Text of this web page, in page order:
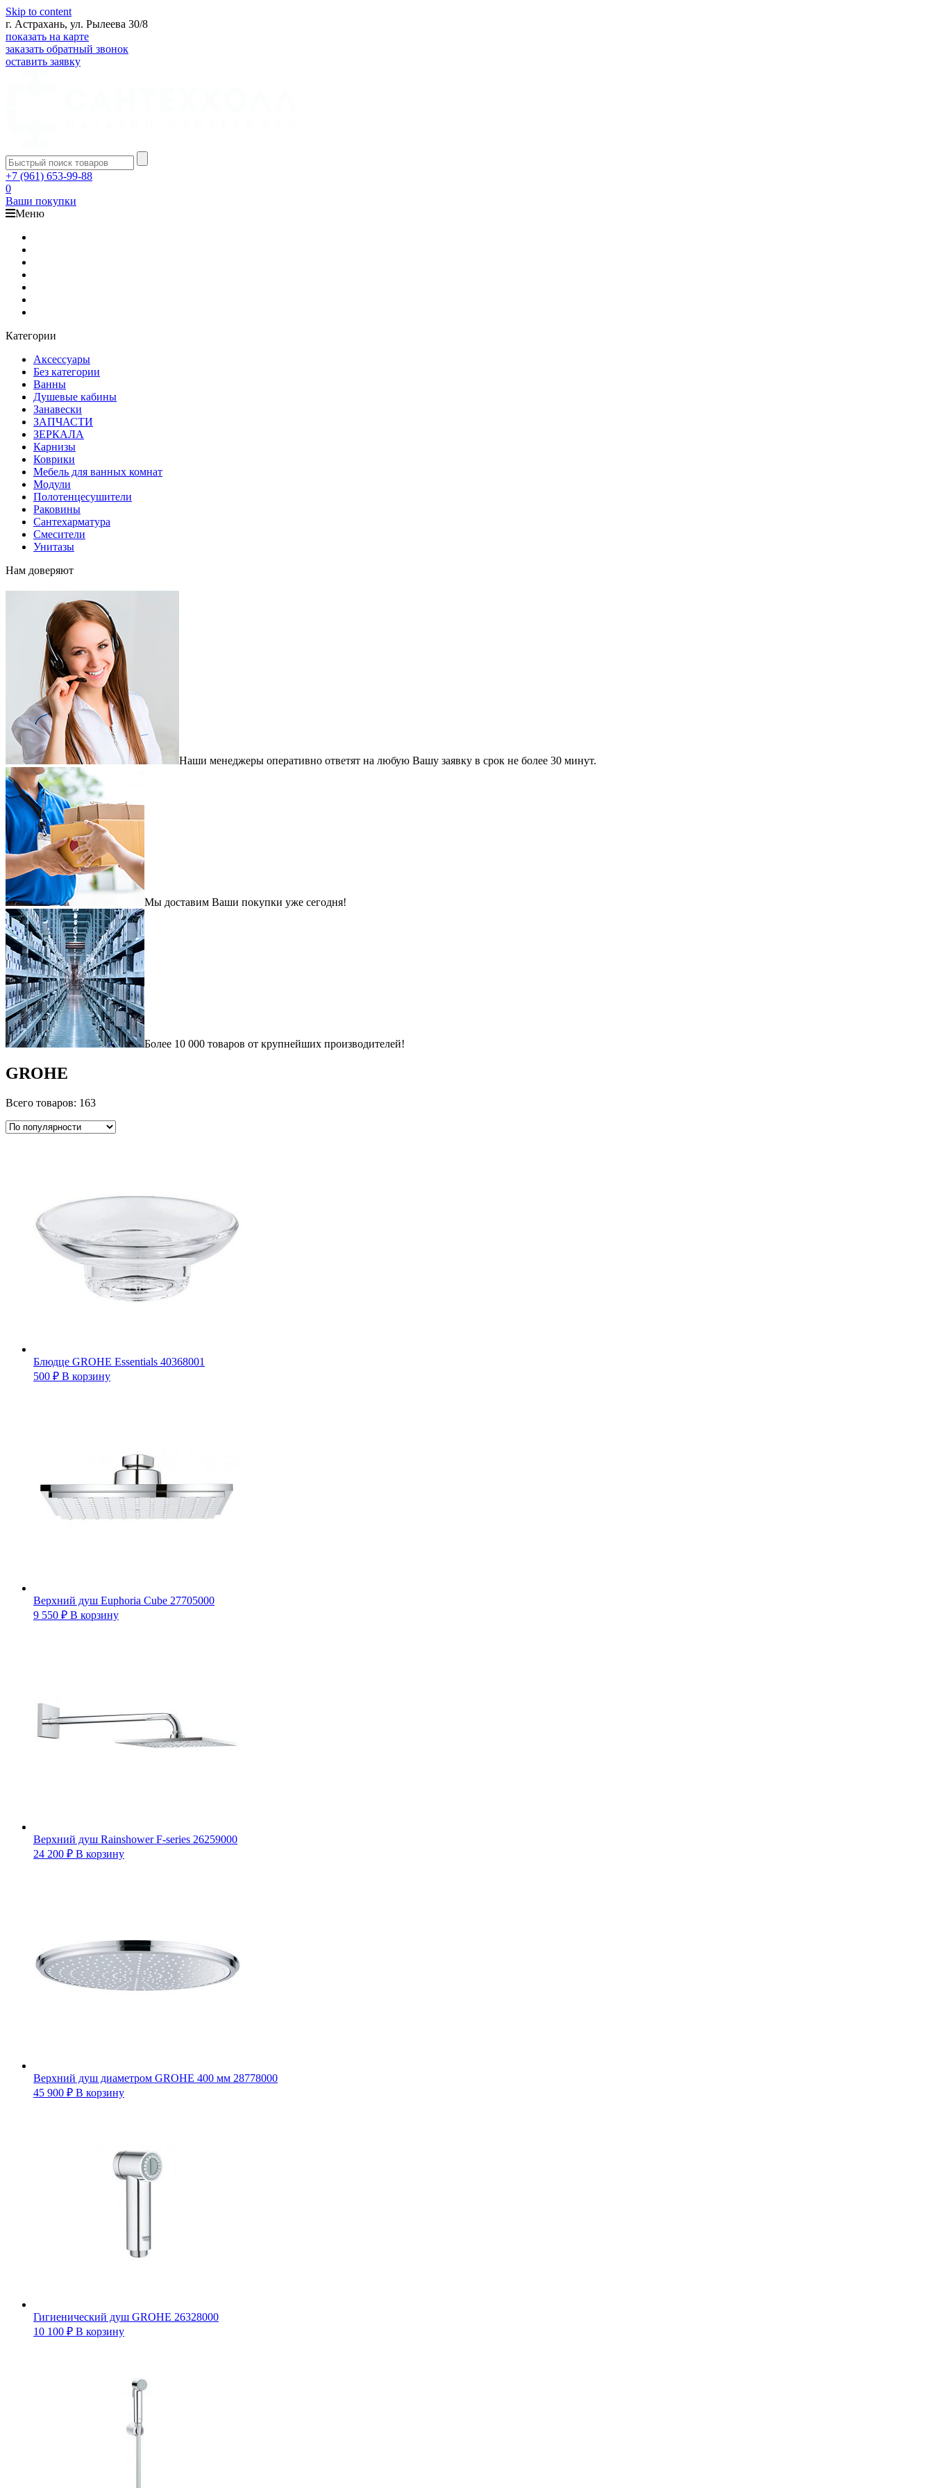
Skip to content
г. Астрахань, ул. Рылеева 30/8
показать на карте
заказать обратный звонок
оставить заявку
+7 (961) 653-99-88
0
Ваши покупки
Меню
Категории
Аксессуары
Без категории
Ванны
Душевые кабины
Занавески
ЗАПЧАСТИ
ЗЕРКАЛА
Карнизы
Коврики
Мебель для ванных комнат
Модули
Полотенцесушители
Раковины
Сантехарматура
Смесители
Унитазы
Нам доверяют
Наши менеджеры оперативно ответят на любую Вашу заявку в срок не более 30 минут.
Мы доставим Ваши покупки уже сегодня!
Более 10 000 товаров от крупнейших производителей!
GROHE
Всего товаров: 163
Блюдце GROHE Essentials 40368001
500 ₽ В корзину
Верхний душ Euphoria Cube 27705000
9 550 ₽ В корзину
Верхний душ Rainshower F-series 26259000
24 200 ₽ В корзину
Верхний душ диаметром GROHE 400 мм 28778000
45 900 ₽ В корзину
Гигиенический душ GROHE 26328000
10 100 ₽ В корзину